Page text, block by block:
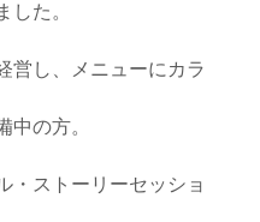
した。
営し、メニューにカラ
中の方。
・ストーリーセッショ